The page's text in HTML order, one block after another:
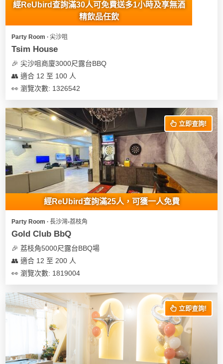
經ReUbird查詢滿30人可免費送多1小時及享無酒
精飲品任飲
Party Room ∙ 尖沙咀
Tsim House
🎉 尖沙咀商廈3000尺露台BBQ
👥 適合 12 至 100 人
👀 瀏覽次數: 1326542
立即查詢!
經ReUbird查詢滿25人，可獲一人免費
Party Room ∙ 長沙灣-荔枝角
Gold Club BbQ
🎉 荔枝角5000尺露台BBQ場
👥 適合 12 至 200 人
👀 瀏覽次數: 1819004
立即查詢!